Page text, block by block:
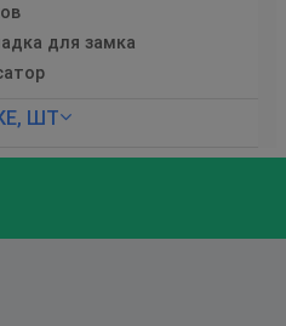
для замка
ШТ